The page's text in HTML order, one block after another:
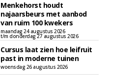
Menkehorst houdt
najaarsbeurs met aanbod
van ruim 100 kwekers
maandag 24 augustus 2026
t/m donderdag 27 augustus 2026
Cursus laat zien hoe leifruit
past in moderne tuinen
woensdag 26 augustus 2026